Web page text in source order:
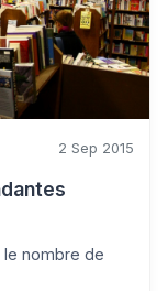
2 Sep 2015
le nombre de